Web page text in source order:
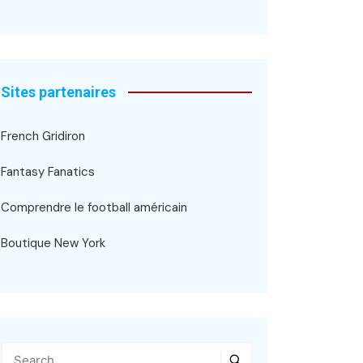
Sites partenaires
French Gridiron
Fantasy Fanatics
Comprendre le football américain
Boutique New York